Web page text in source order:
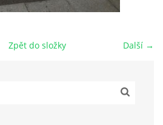
Další →
Zpět do složky